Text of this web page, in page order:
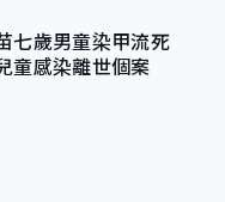
七歲男童染甲流死
感染離世個案